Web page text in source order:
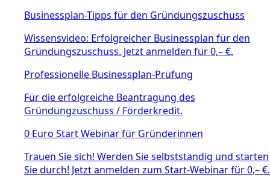
Businessplan-Tipps für den Gründungszuschuss
Wissensvideo: Erfolgreicher Businessplan für den
Gründungszuschuss. Jetzt anmelden für 0,– €.
Professionelle Businessplan-Prüfung
Für die erfolgreiche Beantragung des
Gründungzuschuss / Förderkredit.
0 Euro Start Webinar für Gründerinnen
Trauen Sie sich! Werden Sie selbstständig und starten
Sie durch! Jetzt anmelden zum Start-Webinar für 0,– €.